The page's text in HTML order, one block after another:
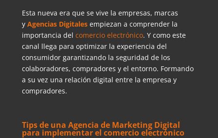
Esta nueva era que se vive la empresas, marcas
y Agencias Digitales empiezan a comprender la
importancia del comercio electrónico. Y como este
canal llega para optimizar la experiencia del
consumidor garantizando la seguridad de los
colaboradores, compradores y el entorno. Formando
a su vez una relación digital entre la empresa y
compradores.
Tips de una Agencia de Marketing Digital
para implementar el comercio electrónico